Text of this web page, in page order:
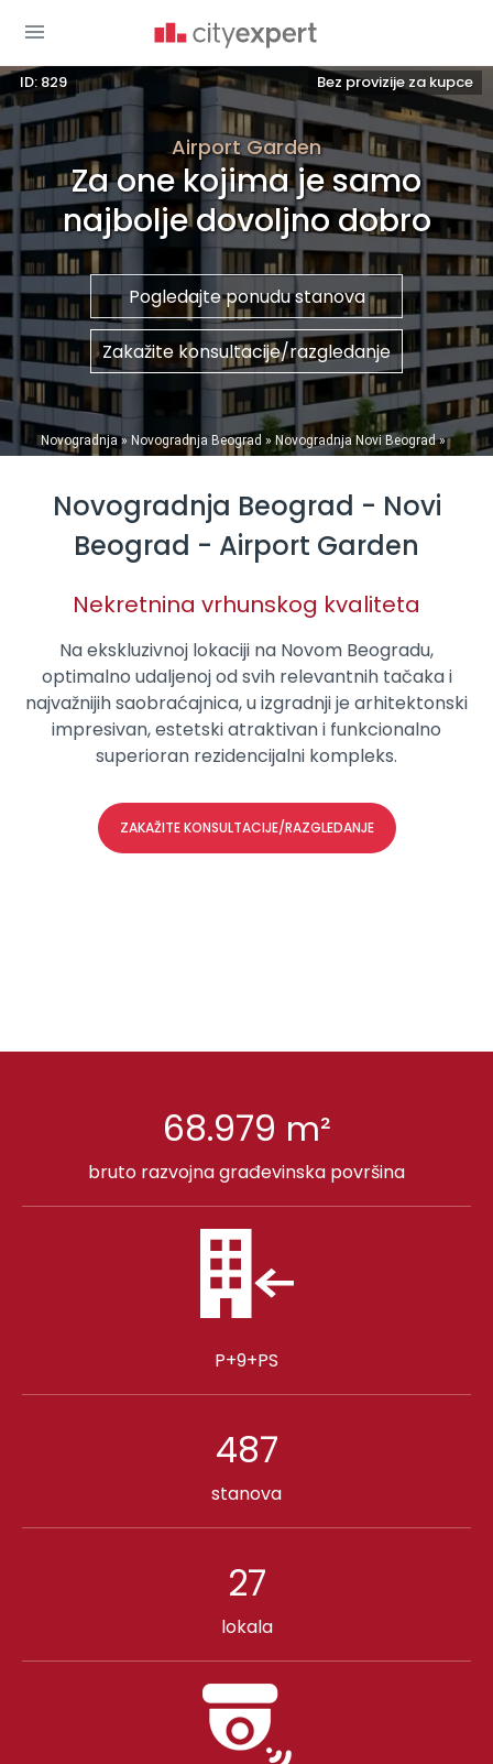
ID: 829 Bez provizije za kupce
Airport Garden
Za one kojima je samo
najbolje dovoljno dobro
Pogledajte ponudu stanova
Zakažite konsultacije/razgledanje
You are here
Novogradnja » Novogradnja Beograd » Novogradnja Novi Beograd »
Novogradnja Beograd - Novi
Beograd - Airport Garden
Nekretnina vrhunskog kvaliteta
Na ekskluzivnoj lokaciji na Novom Beogradu,
optimalno udaljenoj od svih relevantnih tačaka i
najvažnijih saobraćajnica, u izgradnji je arhitektonski
impresivan, estetski atraktivan i funkcionalno
superioran rezidencijalni kompleks.
ZAKAŽITE KONSULTACIJE/RAZGLEDANJE
68.979 m²
bruto razvojna građevinska površina
P+9+PS
487
stanova
27
lokala